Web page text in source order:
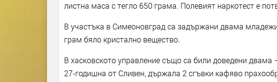
листна маса с тегло 650 грама. Полевият наркотест е
В участъка в Симеоновград са задържани двама
грам бяло кристално вещество.
В хасковското управление също са били доведени
27-годишна от Сливен, държала 2 сгъвки кафяво